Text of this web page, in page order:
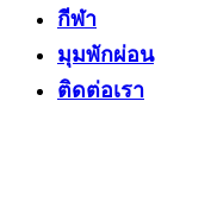
กีฬา
มุมพักผ่อน
ติดต่อเรา